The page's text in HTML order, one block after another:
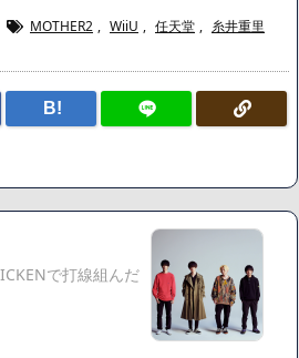
に戻ってしまい絶望する・・・「アカ
「桃鉄の赤マスは実際に行ってみてク
ラ220gカリッカリになるまで焼いて重さ
ったら御の字やろなあww)」→結
・・・・・・・・・
MOTHER2 , WiiU , 任天堂 , 糸井重里
B!
で打線組んだ